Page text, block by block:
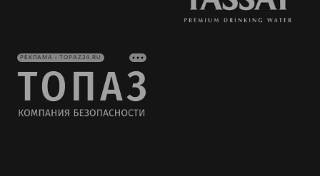
РЕКЛАМА • TOPAZ24.RU